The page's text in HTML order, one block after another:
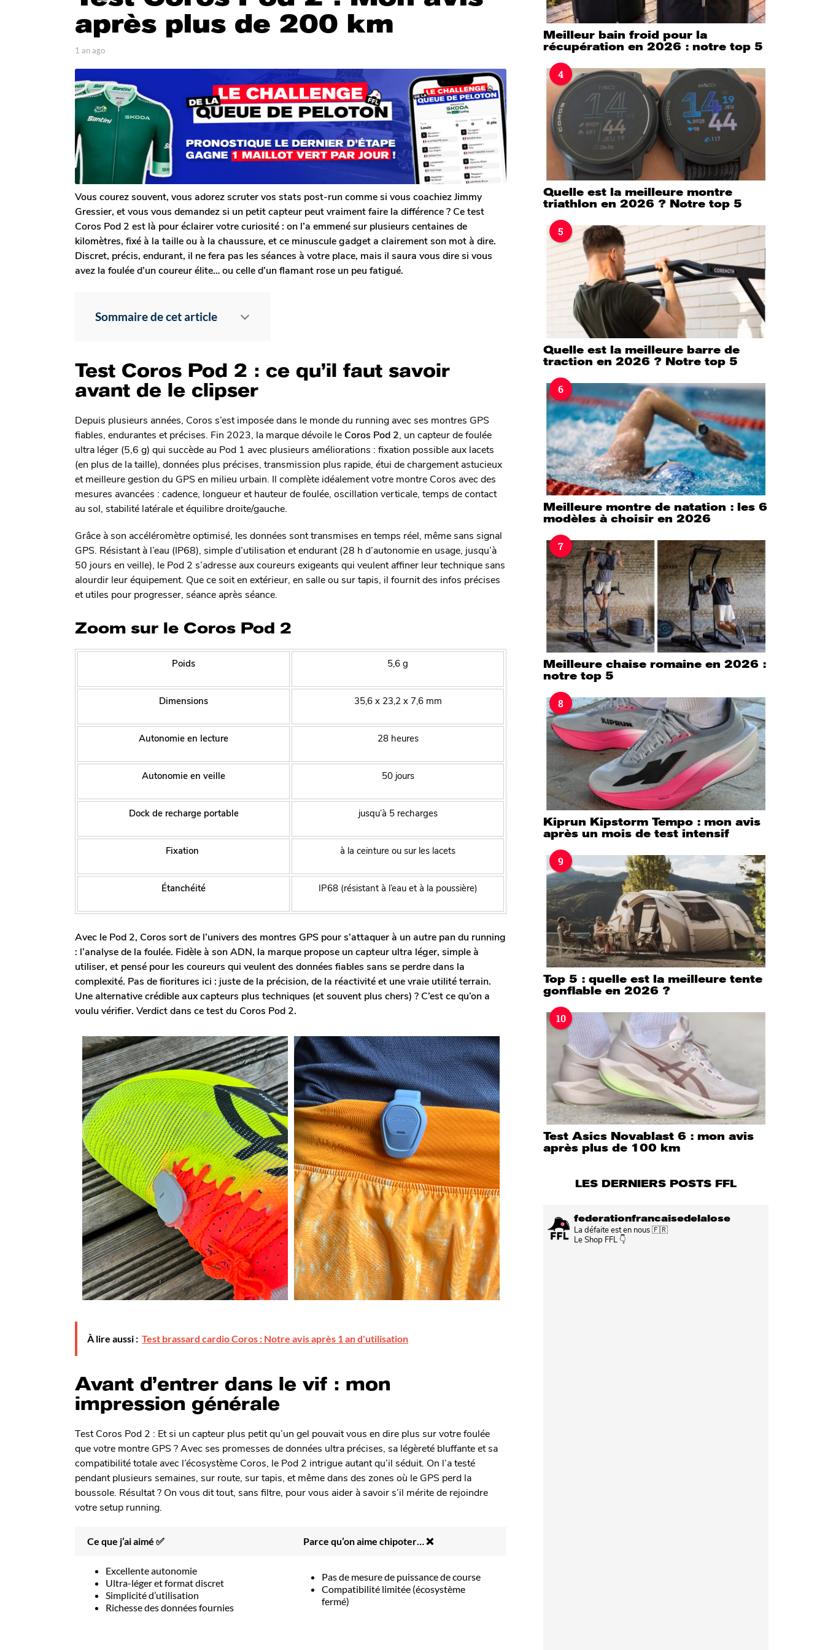
a
g
o
0
m
o
i
s
a
g
o
après plus de 200 km
p
r
P
a
u
l
D
u
r
e
l
1 an ago
o
i
s
a
Vous courez souvent, vous adorez scruter vos stats post-run comme si vous coachiez Jimmy
Gressier, et vous vous demandez si un petit capteur peut vraiment faire la différence ? Ce test
Coros Pod 2 est là pour éclairer votre curiosité : on l’a emmené sur plusieurs centaines de
kilomètres, fixé à la taille ou à la chaussure, et ce minuscule gadget a clairement son mot à dire.
Discret, précis, endurant, il ne fera pas les séances à votre place, mais il saura vous dire si vous
avez la foulée d’un coureur élite… ou celle d’un flamant rose un peu fatigué.
Sommaire de cet article
Test Coros Pod 2 : ce qu’il faut savoir
avant de le clipser
Depuis plusieurs années, Coros s’est imposée dans le monde du running avec ses montres GPS
fiables, endurantes et précises. Fin 2023, la marque dévoile le Coros Pod 2 , un capteur de foulée
ultra léger (5,6 g) qui succède au Pod 1 avec plusieurs améliorations : fixation possible aux lacets
(en plus de la taille), données plus précises, transmission plus rapide, étui de chargement astucieux
et meilleure gestion du GPS en milieu urbain. Il complète idéalement votre montre Coros avec des
mesures avancées : cadence, longueur et hauteur de foulée, oscillation verticale, temps de contact
au sol, stabilité latérale et équilibre droite/gauche.
Grâce à son accéléromètre optimisé, les données sont transmises en temps réel, même sans signal
GPS. Résistant à l’eau (IP68), simple d’utilisation et endurant (28 h d’autonomie en usage, jusqu’à
50 jours en veille), le Pod 2 s’adresse aux coureurs exigeants qui veulent affiner leur technique sans
alourdir leur équipement. Que ce soit en extérieur, en salle ou sur tapis, il fournit des infos précises
et utiles pour progresser, séance après séance.
Zoom sur le Coros Pod 2
Poids 5,6 g
Dimensions 35,6 x 23,2 x 7,6 mm
Autonomie en lecture 28 heures
Autonomie en veille 50 jours
Dock de recharge portable jusqu’à 5 recharges
Fixation à la ceinture ou sur les lacets
Étanchéité IP68 (résistant à l’eau et à la poussière)
Avec le Pod 2, Coros sort de l’univers des montres GPS pour s’attaquer à un autre pan du running
: l’analyse de la foulée. Fidèle à son ADN, la marque propose un capteur ultra léger, simple à
utiliser, et pensé pour les coureurs qui veulent des données fiables sans se perdre dans la
complexité. Pas de fioritures ici : juste de la précision, de la réactivité et une vraie utilité terrain.
Une alternative crédible aux capteurs plus techniques (et souvent plus chers) ? C’est ce qu’on a
voulu vérifier. Verdict dans ce test du Coros Pod 2.
À lire aussi : Test brassard cardio Coros : Notre avis après 1 an d'utilisation
Avant d’entrer dans le vif : mon
impression générale
Test Coros Pod 2 : Et si un capteur plus petit qu’un gel pouvait vous en dire plus sur votre foulée
que votre montre GPS ? Avec ses promesses de données ultra précises, sa légèreté bluffante et sa
compatibilité totale avec l’écosystème Coros, le Pod 2 intrigue autant qu’il séduit. On l’a testé
pendant plusieurs semaines, sur route, sur tapis, et même dans des zones où le GPS perd la
boussole. Résultat ? On vous dit tout, sans filtre, pour vous aider à savoir s’il mérite de rejoindre
votre setup running.
Ce que j’ai aimé ✅ Parce qu’on aime chipoter… ❌
Excellente autonomie
Ultra-léger et format discret
Simplicité d’utilisation
Richesse des données fournies
Pas de mesure de puissance de course
Compatibilité limitée (écosystème
fermé)
Meilleur bain froid pour la
récupération en 2026 : notre top 5
4
Quelle est la meilleure montre
triathlon en 2026 ? Notre top 5
5
Quelle est la meilleure barre de
traction en 2026 ? Notre top 5
6
Meilleure montre de natation : les 6
modèles à choisir en 2026
7
Meilleure chaise romaine en 2026 :
notre top 5
8
Kiprun Kipstorm Tempo : mon avis
après un mois de test intensif
9
Top 5 : quelle est la meilleure tente
gonflable en 2026 ?
10
Test Asics Novablast 6 : mon avis
après plus de 100 km
LES DERNIERS POSTS FFL
federationfrancaisedelalose
La défaite est en nous 🇫🇷
Le Shop FFL 👇